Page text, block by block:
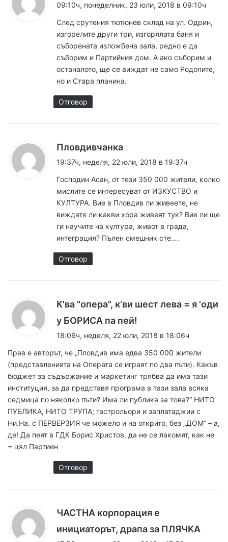
а
:
09:10ч, понеделник, 23 юли, 2018 в 09:10ч
След срутения тютюнев склад на ул. Одрин,
изгорелите други три, изгорялата баня и
съборената изложбена зала, редно е да
съборим и Партийния дом. А ако съборим и
останалото, ще се виждат не само Родопите,
но и Стара планина.
Отговор
Пловдивчанка
а
:
19:37ч, неделя, 22 юли, 2018 в 19:37ч
Господин Асан, от тези 350 000 жители, колко
мислите се интересуват от ИЗКУСТВО и
КУЛТУРА. Вие в Пловдив ли живеете, не
виждате ли какви хора живеят тук? Вие ли ще
ги научите на култура, живот в града,
интеграция? Пълен смешник сте….
Отговор
К'ва "опера", к'ви шест лева = я 'оди
у БОРИСА па пей!
а
:
18:06ч, неделя, 22 юли, 2018 в 18:06ч
Прав е авторът, че „Пловдив има едва 350 000 жители
(представленията на Операта се играят по два пъти). Какъв
бюджет за съдържание и маркетинг трябва да има тази
институция, за да представя програма в тази зала всяка
седмица по няколко пъти? Има ли публика за това?“ НИТО
ПУБЛИКА, НИТО ТРУПА; гастрольори и заплатаджии с
Ни.На. с ПЕРВЕРЗИЯ че можело и на открито, без „ДОМ“ – а,
де! Да пеят в ГДК Борис Христов, да не се лакомят, как не
= цял Партиен
Отговор
ЧАСТНА корпорация е
инициаторът, драпа за ПЛЯЧКА